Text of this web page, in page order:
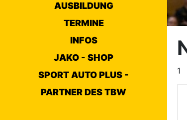
AUSBILDUNG
TERMINE
INFOS
JAKO - SHOP
SPORT AUTO PLUS -
PARTNER DES TBW